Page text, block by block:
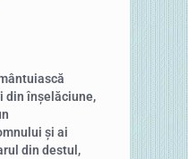
din înșelăciune,
și ai
din destul,